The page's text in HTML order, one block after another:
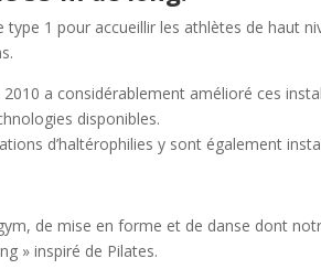
type 1 pour accueillir les athlètes de haut
a considérablement amélioré ces
disponibles.
d’haltérophilies y sont également
de mise en forme et de danse dont
» inspiré de Pilates.